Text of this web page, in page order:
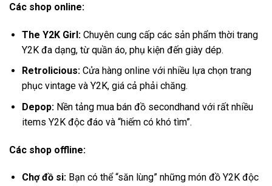
Các shop online:
The Y2K Girl:Chuyên cung cấp các sản phẩm thời trang
Y2K đa dạng, từ quần áo, phụ kiện đến giày dép.
Retrolicious:Cửa hàng online với nhiều lựa chọn trang
phục vintage và Y2K, giá cả phải chăng.
Depop:Nền tảng mua bán đồ secondhand với rất nhiều
items Y2K độc đáo và “hiếm có khó tìm”.
Các shop offline:
Chợ đồ si:Bạn có thể “săn lùng” những món đồ Y2K độc